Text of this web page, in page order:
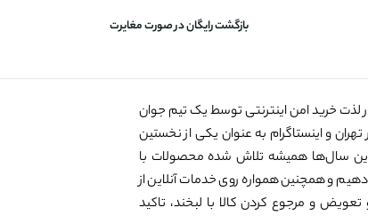
بازگشت رایگان در صورت مغایرت
خرید امن اینترنتی توسط یک تیم جوان
تهران و اینستاگرام به عنوان یکی از نخستین
سال‌ها همیشه تلاش شده محصولات با
دهیم و همچنین همواره روی خدمات آنلاین از
و مرجوع کردن کالا با لبخند، تاکید